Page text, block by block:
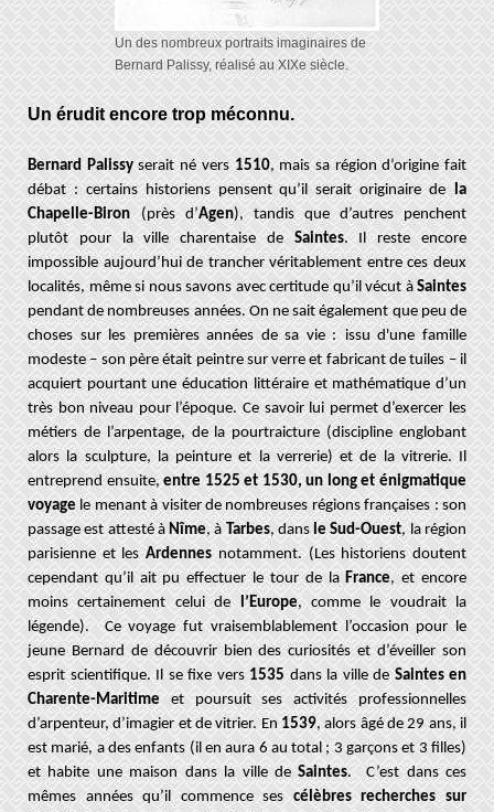
Un des nombreux portraits imaginaires de
Bernard Palissy, réalisé au XIXe siècle.
Un érudit encore trop méconnu.
Bernard Palissyserait né vers1510, mais sa région d’origine fait
débat : certains historiens pensent qu’il serait originaire de la
Chapelle-Biron
(près d’Agen), tandis que d’autres penchent
plutôt pour la ville charentaise deSaintes. Il reste encore
impossible aujourd’hui de trancher véritablement entre ces deux
localités, même si nous savons avec certitude qu’il vécut àSaintes
pendant de nombreuses années. On ne sait également que peu de
choses sur les premières années de sa vie : issu d'une famille
modeste – son père était peintre sur verre et fabricant de tuiles – il
acquiert pourtant une éducation littéraire et mathématique d’un
très bon niveau pour l’époque. Ce savoir lui permet d’exercer les
métiers de l’arpentage, de la pourtraicture (discipline englobant
alors la sculpture, la peinture et la verrerie) et de la vitrerie. Il
entreprend ensuite,entre 1525 et 1530, un long et énigmatique
voyagele menant à visiter de nombreuses régions françaises : son
passage est attesté àNîme, àTarbes, dansle Sud-Ouest, la région
parisienne et lesArdennesnotamment. (Les historiens doutent
cependant qu’il ait pu effectuer le tour de laFrance, et encore
moins certainement celui del’Europe, comme le voudrait la
légende). Ce voyage fut vraisemblablement l’occasion pour le
jeune Bernard de découvrir bien des curiosités et d’éveiller son
esprit scientifique. Il se fixe vers1535dans la ville deSaintes en
Charente-Maritimeet poursuit ses activités professionnelles
d’arpenteur, d’imagier et de vitrier. En1539, alors âgé de 29 ans, il
est marié, a des enfants (il en aura 6 au total ; 3 garçons et 3 filles)
et habite une maison dans la ville deSaintes. C’est dans ces
mêmes années qu’il commence sescélèbres recherches sur